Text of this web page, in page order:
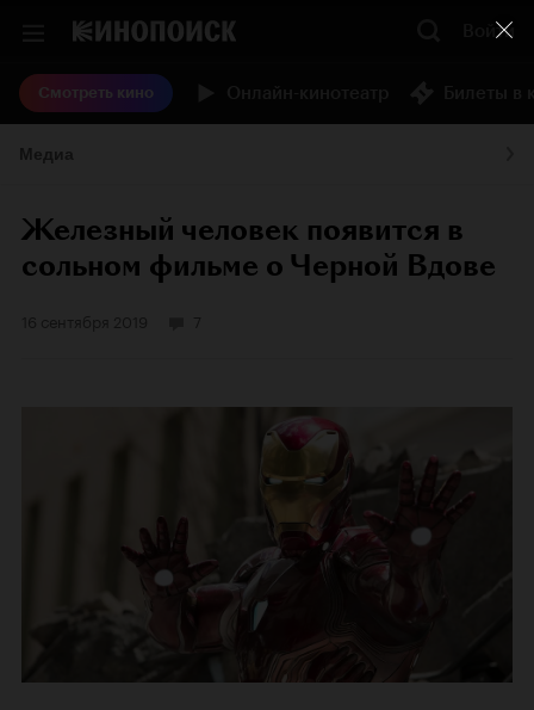
Войти
Смотреть кино
Железный человек появится в
сольном фильме о Черной Вдове